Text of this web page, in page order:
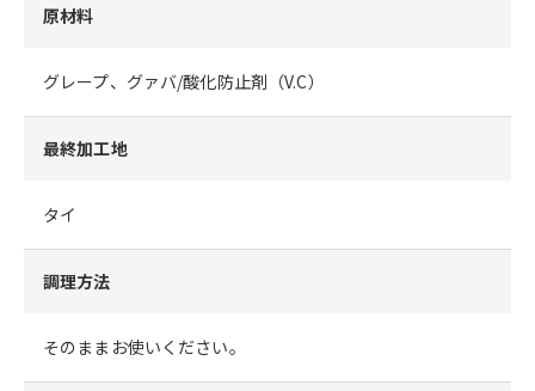
原材料
グレープ、グァバ/酸化防止剤（V.C）
最終加工地
タイ
調理方法
そのままお使いください。